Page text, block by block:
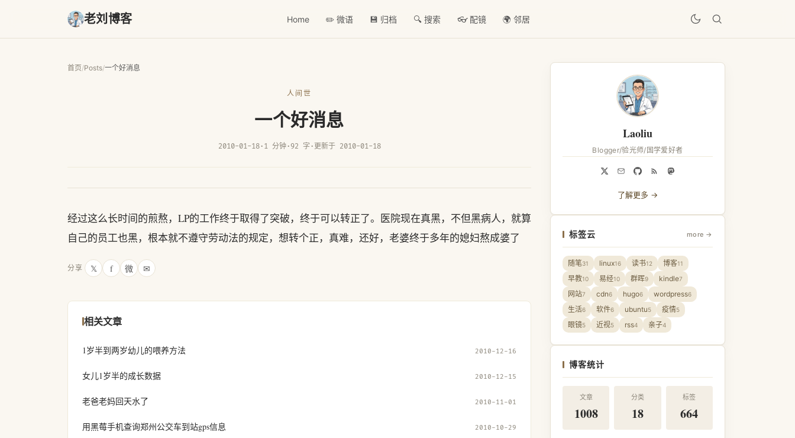
老刘博客 Home ✏️ 微语 💾 归档 🔍 搜索 👓 配镜 🌍 邻居
首页/Posts/一个好消息
人间世
一个好消息
2010-01-18· 1 分钟· 92 字 · 更新于 2010-01-18
经过这么长时间的煎熬，LP的工作终于取得了突破，终于可以转正了。医院现在真黑，不但黑病人，就算
自己的员工也黑，根本就不遵守劳动法的规定，想转个正，真难，还好，老婆终于多年的媳妇熬成婆了
分享 𝕏 f 微 ✉
相关文章
1岁半到两岁幼儿的喂养方法 2010-12-16
女儿1岁半的成长数据 2010-12-15
老爸老妈回天水了 2010-11-01
用黑莓手机查询郑州公交车到站gps信息 2010-10-29
Laoliu
Blogger/验光师/国学爱好者
了解更多 →
标签云 more →
随笔31 linux16 读书12 博客11
早教10 易经10 群晖9 kindle7
网站7 cdn6 hugo6 wordpress6
生活6 软件6 ubuntu5 疫情5
眼镜5 近视5 rss4 亲子4
博客统计
文章
1008
分类
18
标签
664